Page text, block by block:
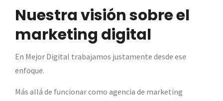
Nuestra visión sobre el
marketing digital
En Mejor Digital trabajamos justamente desde ese
enfoque.
Más allá de funcionar como agencia de marketing